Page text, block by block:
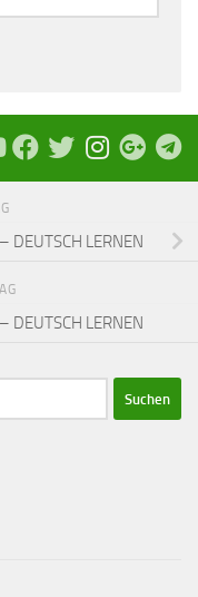
DEUTSCH LERNEN
DEUTSCH LERNEN